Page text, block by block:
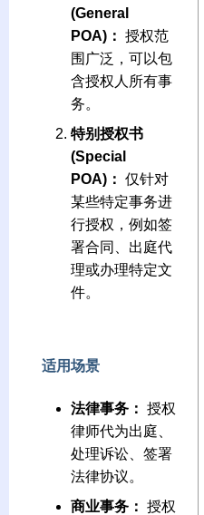
(General
POA)： 授权范
围广泛，可以包
含授权人所有事
务。
特别授权书
(Special
POA)： 仅针对
某些特定事务进
行授权，例如签
署合同、出庭代
理或办理特定文
件。
适用场景
法律事务： 授权
律师代为出庭、
处理诉讼、签署
法律协议。
商业事务： 授权